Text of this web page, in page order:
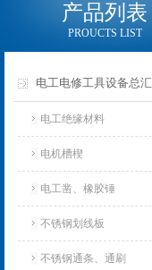
产品列表
PROUCTS LIST
电工电修工具设备总汇
电工绝缘材料
电机槽楔
电工凿、橡胶锤
不锈钢划线板
不锈钢通条、通刷